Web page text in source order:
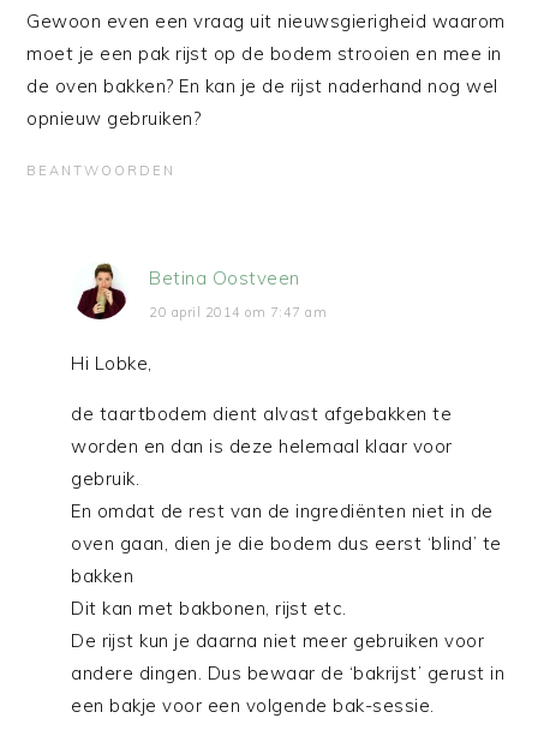
Gewoon even een vraag uit nieuwsgierigheid waarom
moet je een pak rijst op de bodem strooien en mee in
de oven bakken? En kan je de rijst naderhand nog wel
opnieuw gebruiken?
BEANTWOORDEN
Betina Oostveen
20 april 2014 om 7:47 am
Hi Lobke,
de taartbodem dient alvast afgebakken te
worden en dan is deze helemaal klaar voor
gebruik.
En omdat de rest van de ingrediënten niet in de
oven gaan, dien je die bodem dus eerst ‘blind’ te
bakken
Dit kan met bakbonen, rijst etc.
De rijst kun je daarna niet meer gebruiken voor
andere dingen. Dus bewaar de ‘bakrijst’ gerust in
een bakje voor een volgende bak-sessie.